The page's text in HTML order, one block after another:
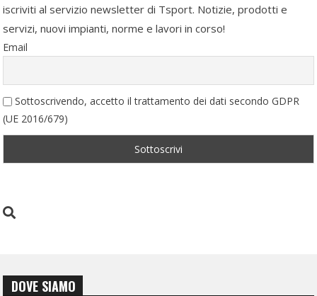
iscriviti al servizio newsletter di Tsport. Notizie, prodotti e
servizi, nuovi impianti, norme e lavori in corso!
Email
Sottoscrivendo, accetto il trattamento dei dati secondo GDPR
(UE 2016/679)
DOVE SIAMO